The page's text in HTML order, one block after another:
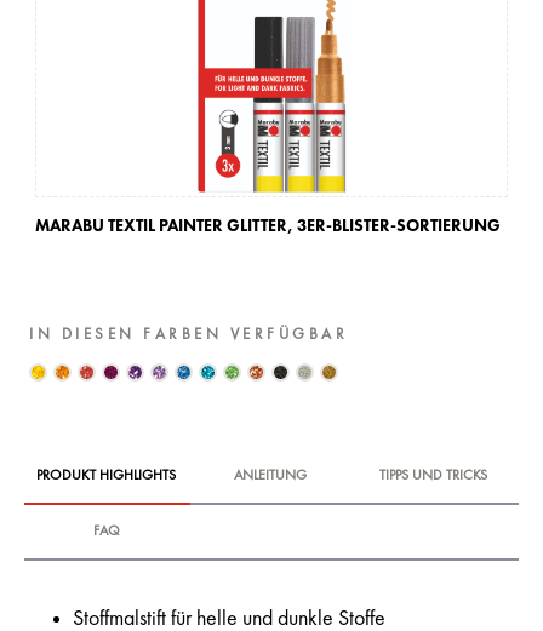
MARABU TEXTIL PAINTER GLITTER, 3ER-BLISTER-SORTIERUNG
IN DIESEN FARBEN VERFÜGBAR
PRODUKT HIGHLIGHTS ANLEITUNG TIPPS UND TRICKS
FAQ
Stoffmalstift für helle und dunkle Stoffe